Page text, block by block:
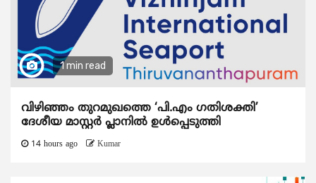
1 min read
വിഴിഞ്ഞം തുറമുഖത്തെ ‘പി.എം ഗതിശക്തി’
ദേശീയ മാസ്റ്റർ പ്ലാനിൽ ഉൾപ്പെടുത്തി
14 hours ago Kumar